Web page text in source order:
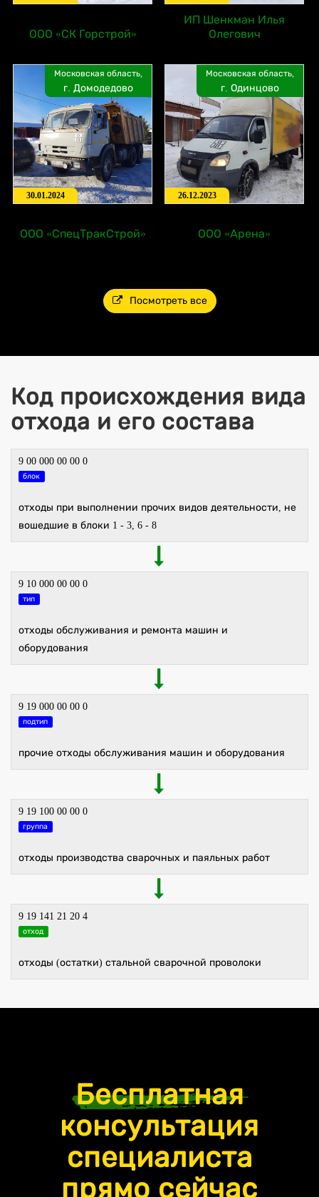
ООО «СК Горстрой»
ИП Шенкман Илья
Олегович
Московская область,
г. Домодедово
30.01.2024
ООО «СпецТракСтрой»
Московская область,
г. Одинцово
26.12.2023
ООО «Арена»
Посмотреть все
Код происхождения вида
отхода и его состава
9 00 000 00 00 0
блок
отходы при выполнении прочих видов деятельности, не
вошедшие в блоки 1 - 3, 6 - 8
9 10 000 00 00 0
тип
отходы обслуживания и ремонта машин и
оборудования
9 19 000 00 00 0
подтип
прочие отходы обслуживания машин и оборудования
9 19 100 00 00 0
группа
отходы производства сварочных и паяльных работ
9 19 141 21 20 4
отход
отходы (остатки) стальной сварочной проволоки
Бесплатная
консультация
специалиста
прямо сейчас